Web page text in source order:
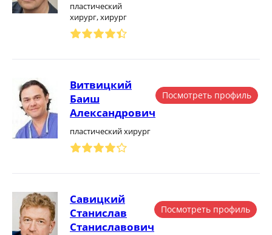
пластический
хирург, хирург
Витвицкий
Баиш
Александрович
пластический хирург
Посмотреть профиль
Савицкий
Станислав
Станиславович
Посмотреть профиль